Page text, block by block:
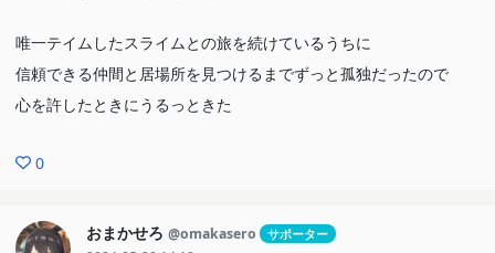
唯一テイムしたスライムとの旅を続けているうちに
信頼できる仲間と居場所を見つけるまでずっと孤独だったので
心を許したときにうるっときた
0
おまかせろ @omakasero サポーター